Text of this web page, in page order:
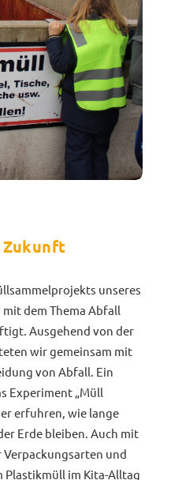
Zukunft
unseres
dem Thema Abfall
Ausgehend von der
wir gemeinsam mit
von Abfall. Ein
Experiment „Müll
erfuhren, wie lange
Erde bleiben. Auch mit
und
im Kita-Alltag